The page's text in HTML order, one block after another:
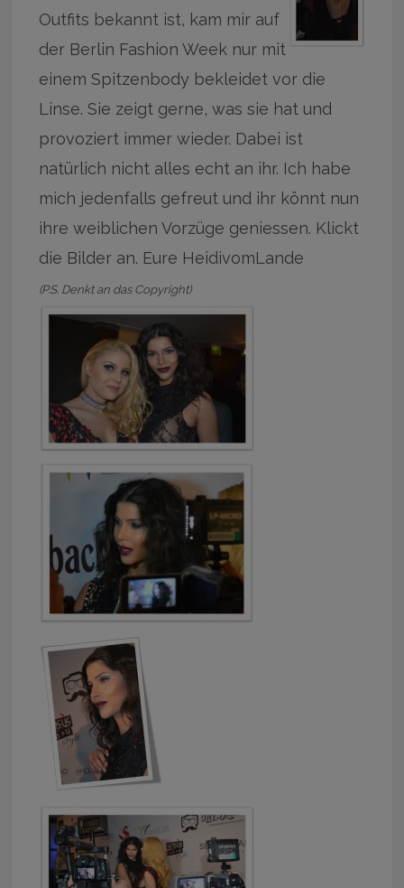
Outfits bekannt ist, kam mir auf
der Berlin Fashion Week nur mit
einem Spitzenbody bekleidet vor die
Linse. Sie zeigt gerne, was sie hat und
provoziert immer wieder. Dabei ist
natürlich nicht alles echt an ihr. Ich habe
mich jedenfalls gefreut und ihr könnt nun
ihre weiblichen Vorzüge geniessen. Klickt
die Bilder an. Eure HeidivomLande
(P.S. Denkt an das Copyright)